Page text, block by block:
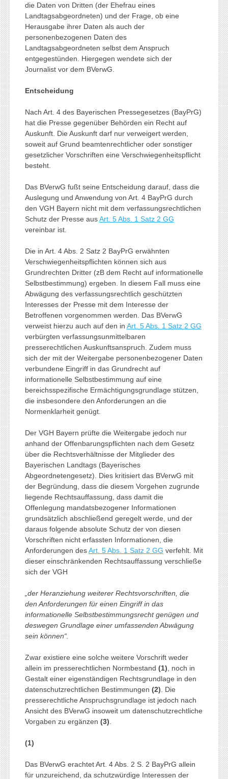
die Daten von Dritten (der Ehefrau eines
Landtagsabgeordneten) und der Frage, ob eine
Herausgabe ihrer Daten als auch der
personenbezogenen Daten des
Landtagsabgeordneten selbst dem Anspruch
entgegestünden. Hiergegen wendete sich der
Journalist vor dem BVerwG.
Entscheidung
Nach Art. 4 des Bayerischen Pressegesetzes (BayPrG)
hat die Presse gegenüber Behörden ein Recht auf
Auskunft. Die Auskunft darf nur verweigert werden,
soweit auf Grund beamtenrechtlicher oder sonstiger
gesetzlicher Vorschriften eine Verschwiegenheitspflicht
besteht.
Das BVerwG fußt seine Entscheidung darauf, dass die
Auslegung und Anwendung von Art. 4 BayPrG durch
den VGH Bayern nicht mit dem verfassungsrechtlichen
Schutz der Presse ausArt. 5 Abs. 1 Satz 2 GG
vereinbar ist.
Die in Art. 4 Abs. 2 Satz 2 BayPrG erwähnten
Verschwiegenheitspflichten können sich aus
Grundrechten Dritter (zB dem Recht auf informationelle
Selbstbestimmung) ergeben. In diesem Fall muss eine
Abwägung des verfassungsrechtlich geschützten
Interesses der Presse mit dem Interesse der
Betroffenen vorgenommen werden. Das BVerwG
verweist hierzu auch auf den in Art. 5 Abs. 1 Satz 2 GG
verbürgten verfassungsunmittelbaren
presserechtlichen Auskunftsanspruch. Zudem muss
sich der mit der Weitergabe personenbezogener Daten
verbundene Eingriff in das Grundrecht auf
informationelle Selbstbestimmung auf eine
bereichsspezifische Ermächtigungsgrundlage stützen,
die insbesondere den Anforderungen an die
Normenklarheit genügt.
Der VGH Bayern prüfte die Weitergabe jedoch nur
anhand der Offenbarungspflichten nach dem Gesetz
über die Rechtsverhältnisse der Mitglieder des
Bayerischen Landtags (Bayerisches
Abgeordnetengesetz). Dies kritisiert das BVerwG mit
der Begründung, dass die diesem Vorgehen zugrunde
liegende Rechtsauffassung, dass damit die
Offenlegung mandatsbezogener Informationen
grundsätzlich abschließend geregelt werde, und der
daraus folgende absolute Schutz der von diesen
Vorschriften nicht erfassten Informationen, die
Anforderungen desArt. 5 Abs. 1 Satz 2 GG verfehlt. Mit
dieser einschränkenden Rechtsauffassung verschließe
sich der VGH
„der Heranziehung weiterer Rechtsvorschriften, die
den Anforderungen für einen Eingriff in das
informationelle Selbstbestimmungsrecht genügen und
deswegen Grundlage einer umfassenden Abwägung
sein können“.
Zwar existiere eine solche weitere Vorschrift weder
allein im presserechtlichen Normbestand (1) , noch in
Gestalt einer eigenständigen Rechtsgrundlage in den
datenschutzrechtlichen Bestimmungen (2) . Die
presserechtliche Anspruchsgrundlage ist jedoch nach
Ansicht des BVerwG insoweit um datenschutzrechtliche
Vorgaben zu ergänzen (3)
(1)
Das BVerwG erachtet Art. 4 Abs. 2 S. 2 BayPrG allein
für unzureichend, da schutzwürdige Interessen der